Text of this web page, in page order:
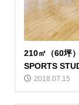
210㎡（60坪
SPORTS
2018.07.15